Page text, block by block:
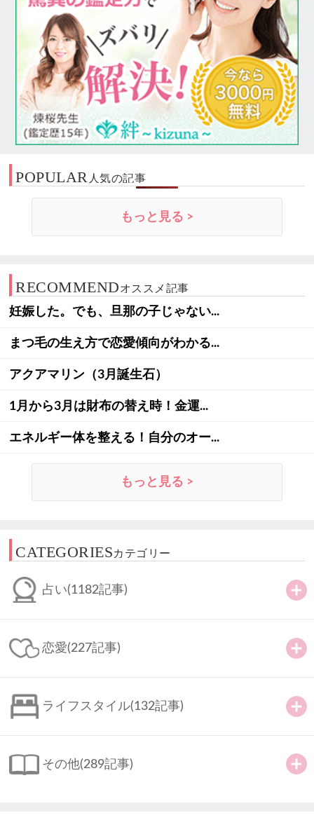
POPULAR 人気の記事
もっと見る >
RECOMMENDオススメ記事
妊娠した。でも、旦那の子じゃない...
まつ毛の生え方で恋愛傾向がわかる...
アクアマリン（3月誕生石）
1月から3月は財布の替え時！金運...
エネルギー体を整える！自分のオー...
もっと見る >
CATEGORIESカテゴリー
占い(1182記事)
恋愛(227記事)
ライフスタイル(132記事)
その他(289記事)